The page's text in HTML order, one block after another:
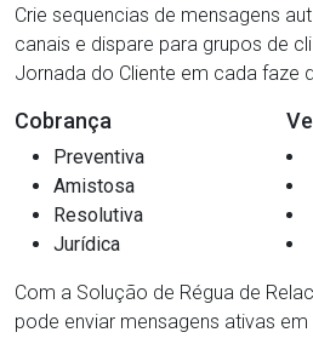
Crie sequencias de mensagens
canais e dispare para grupos de
Jornada do Cliente em cada faze
Cobrança
Preventiva
Amistosa
Resolutiva
Jurídica
Com a Solução de Régua de
pode enviar mensagens ativas